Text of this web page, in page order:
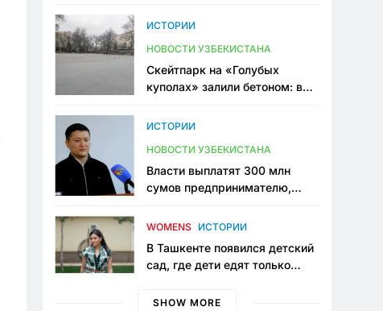
Узбекистане
ИСТОРИИ
НОВОСТИ УЗБЕКИСТАНА
Скейтпарк на «Голубых
куполах» залили бетоном: в
одно общественное
ИСТОРИИ
НОВОСТИ УЗБЕКИСТАНА
Власти выплатят 300 млн
сумов предпринимателю,
тюрьме по незаконному
WOMENS ИСТОРИИ
В Ташкенте появился детский
сад, где дети едят только
мама, которая устала просить
SHOW MORE